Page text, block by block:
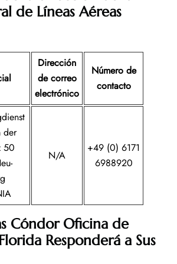
de Líneas Aéreas
Dirección
de correo
electrónico
Número de
contacto
der
50
N/A
+49 (0) 6171
6988920
Cóndor Oficina de
Responderá a Sus